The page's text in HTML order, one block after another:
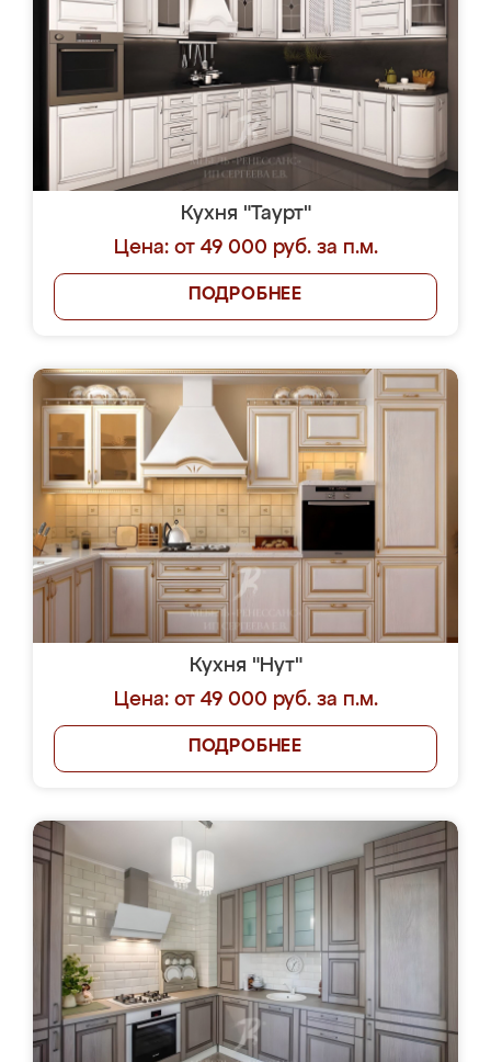
Кухня "Таурт"
Цена: от 49 000 руб. за п.м.
ПОДРОБНЕЕ
Кухня "Нут"
Цена: от 49 000 руб. за п.м.
ПОДРОБНЕЕ